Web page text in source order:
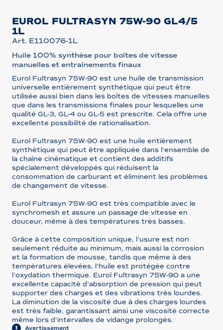
EUROL FULTRASYN 75W-90 GL4/5
1L
Art. E110076-1L
Huile 100% synthèse pour boîtes de vitesse
manuelles et entraînements finaux
Eurol Fultrasyn 75W-90 est une huile de transmission
universelle entièrement synthétique qui peut être
utilisée aussi bien dans les boîtes de vitesses manuelles
que dans les transmissions finales pour lesquelles une
qualité GL-3, GL-4 ou GL-5 est prescrite. Cela offre une
excellente possibilité de rationalisation.
Eurol Fultrasyn 75W-90 est une huile entièrement
synthétique qui peut être appliquée dans l'ensemble de
la chaîne cinématique et contient des additifs
spécialement développés qui réduisent la
consommation de carburant et éliminent les problèmes
de changement de vitesse.
Eurol Fultrasyn 75W-90 est très compatible avec le
synchromesh et assure un passage de vitesse en
douceur, même à des températures très basses.
Grâce à cette composition unique, l'usure est non
seulement réduite au minimum, mais aussi la corrosion
et la formation de mousse, tandis que même à des
températures élevées, l'huile est protégée contre
l'oxydation thermique. Eurol Fultrasyn 75W-90 a une
excellente capacité d'absorption de pression qui peut
supporter des charges et des vibrations très lourdes.
La diminution de la viscosité due à des charges lourdes
est très faible, garantissant ainsi une viscosité correcte
même lors d'intervalles de vidange prolongés.
Avertissement